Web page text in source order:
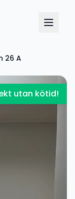
26 A
utan kötid!